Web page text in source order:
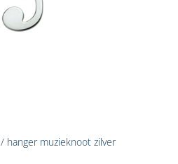
/ hanger muzieknoot zilver